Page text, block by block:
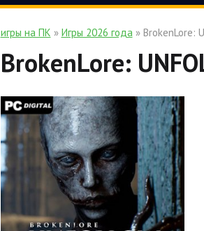
игры на ПК » Игры 2026 года» BrokenLore:
BrokenLore: